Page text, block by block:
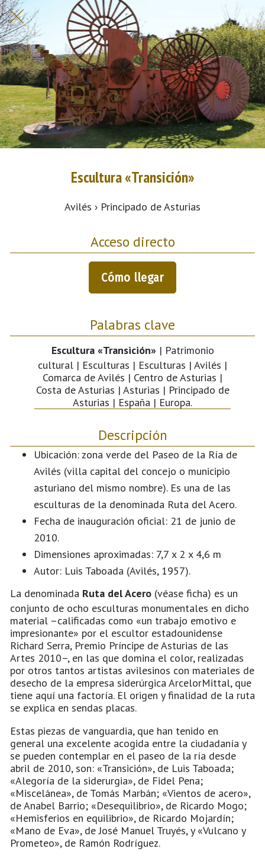
Escultura «Transición»
Avilés › Principado de Asturias
Acceso directo
Cómo llegar
Palabras clave
Escultura «Transición» | Patrimonio
cultural | Esculturas | Esculturas | Avilés |
Comarca de Avilés | Centro de Asturias |
Costa de Asturias | Asturias | Principado de
Asturias | España | Europa.
Descripción
Ubicación: zona verde del Paseo de la Ría de
Avilés (villa capital del concejo o municipio
asturiano del mismo nombre). Es una de las
esculturas de la denominada Ruta del Acero.
Fecha de inauguración oficial: 21 de junio de
2010.
Dimensiones aproximadas: 7,7 x 2 x 4,6 m
Autor: Luis Taboada (Avilés, 1957).
La denominada Ruta del Acero (véase ficha) es un
conjunto de ocho esculturas monumentales en dicho
material –calificadas como «un trabajo emotivo e
impresionante» por el escultor estadounidense
Richard Serra, Premio Príncipe de Asturias de las
Artes 2010–, en las que domina el color, realizadas
por otros tantos artistas avilesinos con materiales de
desecho de la empresa siderúrgica ArcelorMittal, que
tiene aquí una factoría. El origen y finalidad de la ruta
se explica en sendas placas.
Estas piezas de vanguardia, que han tenido en
general una excelente acogida entre la ciudadanía y
se pueden contemplar en el paseo de la ría desde
abril de 2010, son: «Transición», de Luis Taboada;
«Alegoría de la siderurgia», de Fidel Pena;
«Miscelánea», de Tomás Marbán; «Vientos de acero»,
de Anabel Barrio; «Desequilibrio», de Ricardo Mogo;
«Hemisferios en equilibrio», de Ricardo Mojardín;
«Mano de Eva», de José Manuel Truyés, y «Vulcano y
Prometeo», de Ramón Rodríguez.